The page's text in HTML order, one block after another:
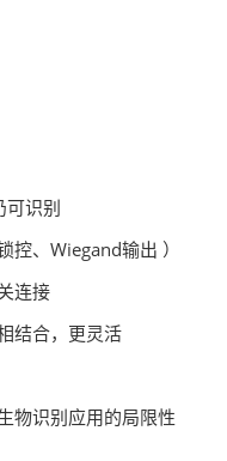
可识别
、Wiegand输出 ）
连接
结合，更灵活
物识别应用的局限性